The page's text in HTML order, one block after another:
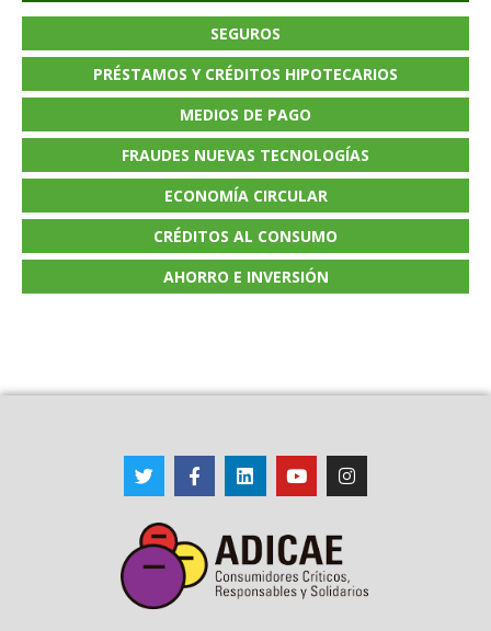
SEGUROS
PRÉSTAMOS Y CRÉDITOS HIPOTECARIOS
MEDIOS DE PAGO
FRAUDES NUEVAS TECNOLOGÍAS
ECONOMÍA CIRCULAR
CRÉDITOS AL CONSUMO
AHORRO E INVERSIÓN